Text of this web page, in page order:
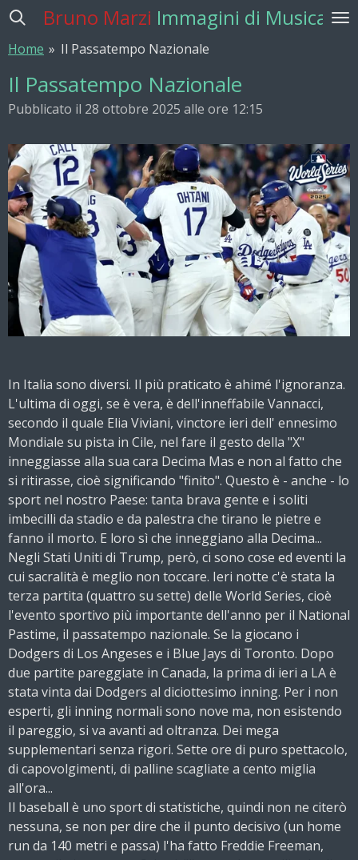
Vai
contenuto
principale
Bruno Marzi Immagini di Musica
Home » Il Passatempo Nazionale
Il Passatempo Nazionale
Pubblicato il 28 ottobre 2025 alle ore 12:15
In Italia sono diversi. Il più praticato è ahimé l'ignoranza.
L'ultima di oggi, se è vera, è dell'inneffabile Vannacci,
secondo il quale Elia Viviani, vinctore ieri dell' ennesimo
Mondiale su pista in Cile, nel fare il gesto della "X"
inneggiasse alla sua cara Decima Mas e non al fatto che
si ritirasse, cioè significando "finito". Questo è - anche - lo
sport nel nostro Paese: tanta brava gente e i soliti
imbecilli da stadio e da palestra che tirano le pietre e
fanno il morto. E loro sì che inneggiano alla Decima...
Negli Stati Uniti di Trump, però, ci sono cose ed eventi la
cui sacralità è meglio non toccare. Ieri notte c'è stata la
terza partita (quattro su sette) delle World Series, cioè
l'evento sportivo più importante dell'anno per il National
Pastime, il passatempo nazionale. Se la giocano i
Dodgers di Los Angeses e i Blue Jays di Toronto. Dopo
due partite pareggiate in Canada, la prima di ieri a LA è
stata vinta dai Dodgers al diciottesimo inning. Per i non
esperti, gli inning normali sono nove ma, non esistendo
il pareggio, si va avanti ad oltranza. Dei mega
supplementari senza rigori. Sette ore di puro spettacolo,
di capovolgimenti, di palline scagliate a cento miglia
all'ora...
Il baseball è uno sport di statistiche, quindi non ne citerò
nessuna, se non per dire che il punto decisivo (un home
run da 140 metri e passa) l'ha fatto Freddie Freeman,